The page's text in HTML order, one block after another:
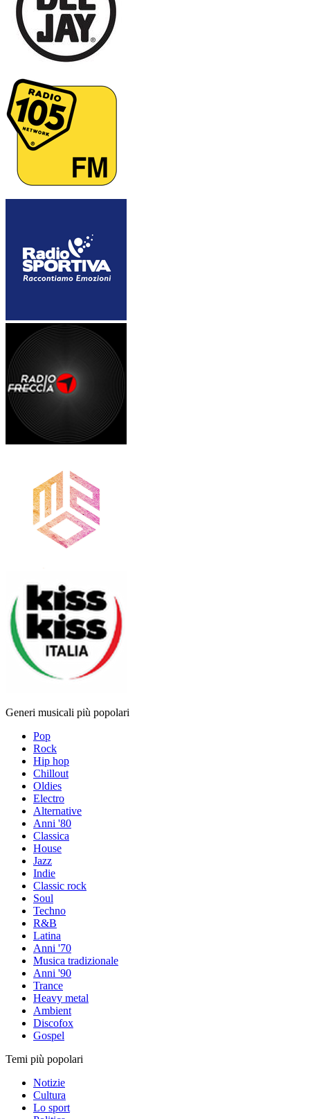
Generi musicali più popolari
Pop
Rock
Hip hop
Chillout
Oldies
Electro
Alternative
Anni '80
Classica
House
Jazz
Indie
Classic rock
Soul
Techno
R&B
Latina
Anni '70
Musica tradizionale
Anni '90
Trance
Heavy metal
Ambient
Discofox
Gospel
Temi più popolari
Notizie
Cultura
Lo sport